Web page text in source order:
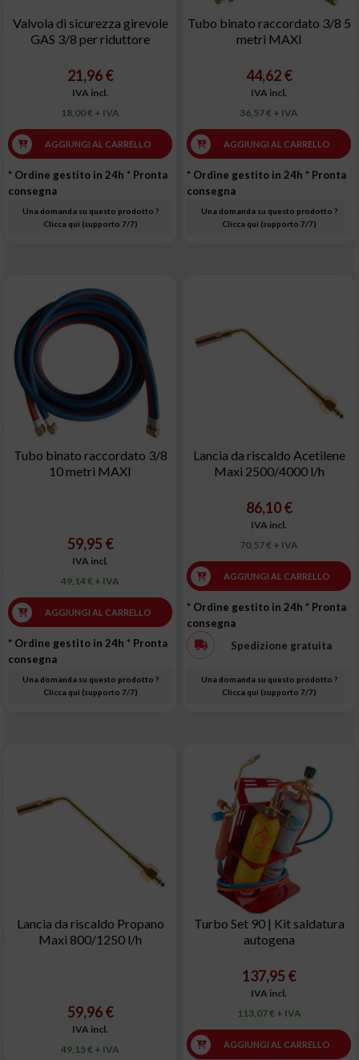
Valvola di sicurezza girevole
GAS 3/8 per riduttore
21,96 €
IVA incl.
18,00 € + IVA
AGGIUNGI AL CARRELLO
* Ordine gestito in 24h * Pronta
consegna
Una domanda su questo prodotto ?
Clicca qui (supporto 7/7)
Tubo binato raccordato 3/8 5
metri MAXI
44,62 €
IVA incl.
36,57 € + IVA
AGGIUNGI AL CARRELLO
* Ordine gestito in 24h * Pronta
consegna
Una domanda su questo prodotto ?
Clicca qui (supporto 7/7)
Tubo binato raccordato 3/8
10 metri MAXI
59,95 €
IVA incl.
49,14 € + IVA
AGGIUNGI AL CARRELLO
* Ordine gestito in 24h * Pronta
consegna
Una domanda su questo prodotto ?
Clicca qui (supporto 7/7)
Lancia da riscaldo Acetilene
Maxi 2500/4000 l/h
86,10 €
IVA incl.
70,57 € + IVA
AGGIUNGI AL CARRELLO
* Ordine gestito in 24h * Pronta
consegna
Spedizione gratuita
Una domanda su questo prodotto ?
Clicca qui (supporto 7/7)
Lancia da riscaldo Propano
Maxi 800/1250 l/h
59,96 €
IVA incl.
49,15 € + IVA
Turbo Set 90 | Kit saldatura
autogena
137,95 €
IVA incl.
113,07 € + IVA
AGGIUNGI AL CARRELLO